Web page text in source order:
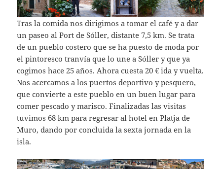
Tras la comida nos dirigimos a tomar el café y a dar
un paseo al Port de Sóller, distante 7,5 km. Se trata
de un pueblo costero que se ha puesto de moda por
el pintoresco tranvía que lo une a Sóller y que ya
cogimos hace 25 años. Ahora cuesta 20 € ida y vuelta.
Nos acercamos a los puertos deportivo y pesquero,
que convierte a este pueblo en un buen lugar para
comer pescado y marisco. Finalizadas las visitas
tuvimos 68 km para regresar al hotel en Platja de
Muro, dando por concluida la sexta jornada en la
isla.